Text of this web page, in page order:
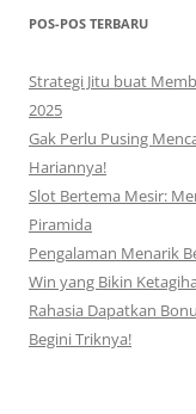
POS-POS TERBARU
Strategi Jitu buat
2025
Gak Perlu Pusing
Hariannya!
Slot Bertema Mesir:
Piramida
Pengalaman Menarik
Win yang Bikin
Rahasia Dapatkan
Begini Triknya!